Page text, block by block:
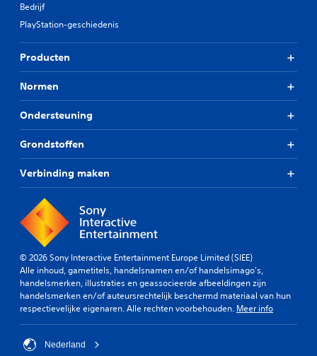
Bedrijf
PlayStation-geschiedenis
Producten
Normen
Ondersteuning
Grondstoffen
Verbinding maken
© 2026 Sony Interactive Entertainment Europe Limited (SIEE)
Alle inhoud, gametitels, handelsnamen en/of handelsimago's,
handelsmerken, illustraties en geassocieerde afbeeldingen zijn
handelsmerken en/of auteursrechtelijk beschermd materiaal van hun
respectievelijke eigenaren. Alle rechten voorbehouden. Meer info
Nederland